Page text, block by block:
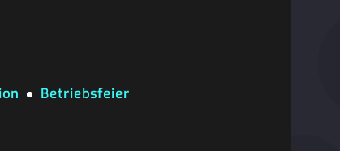
Betriebsfeier